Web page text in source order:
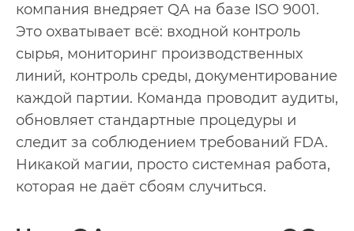
компания внедряет QA на базе ISO 9001.
Это охватывает всё: входной контроль
сырья, мониторинг производственных
линий, контроль среды, документирование
каждой партии. Команда проводит аудиты,
обновляет стандартные процедуры и
следит за соблюдением требований FDA.
Никакой магии, просто системная работа,
которая не даёт сбоям случиться.